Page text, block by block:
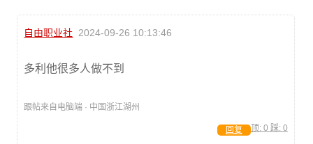
自由职业社 2024-09-26 10:13:46
多利他很多人做不到
跟帖来自电脑端 · 中国浙江湖州
顶: 0 踩: 0
回复